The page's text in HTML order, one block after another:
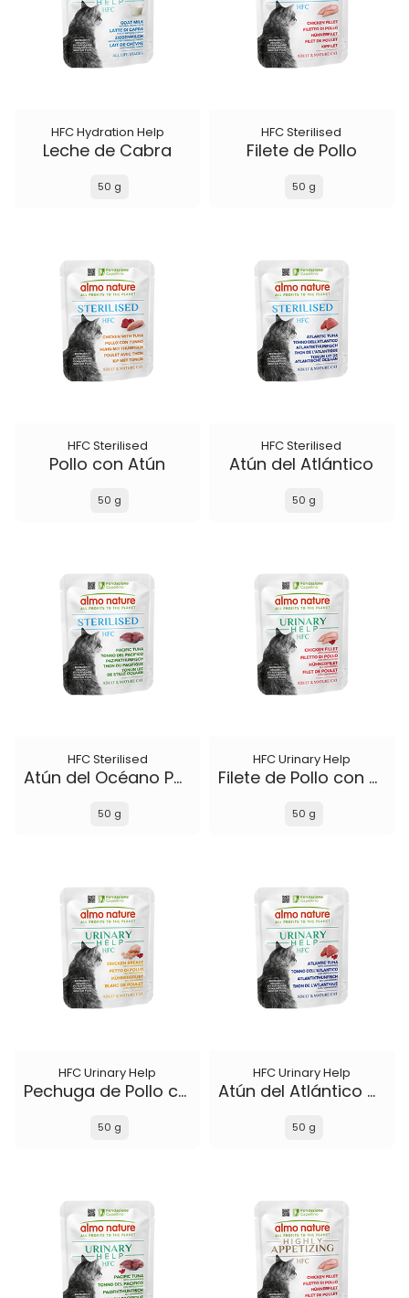
HFC Hydration Help
Leche de Cabra
50 g
HFC Sterilised
Filete de Pollo
50 g
HFC Sterilised
Pollo con Atún
50 g
HFC Sterilised
Atún del Atlántico
50 g
HFC Sterilised
Atún del Océano Pacífico
50 g
HFC Urinary Help
Filete de Pollo con Arándanos Rojos
50 g
HFC Urinary Help
Pechuga de Pollo con Arándanos Rojos
50 g
HFC Urinary Help
Atún del Atlántico con Arándanos Rojos
50 g